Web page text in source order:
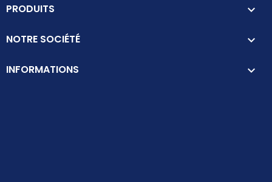
PRODUITS 
NOTRE SOCIÉTÉ 
INFORMATIONS keyboard_arrow_down